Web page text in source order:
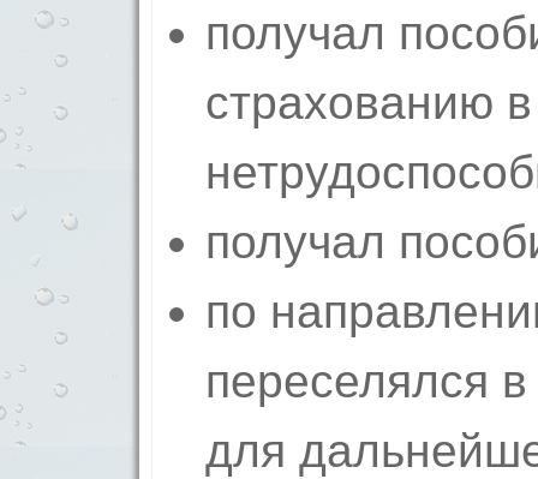
получал
страхованию
получал
по
переселялся
для